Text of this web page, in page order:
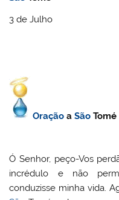
3 de Julho
Oração aSão Tomé
Ó Senhor, peço-Vos
incrédulo e não
conduzisse minha vida.